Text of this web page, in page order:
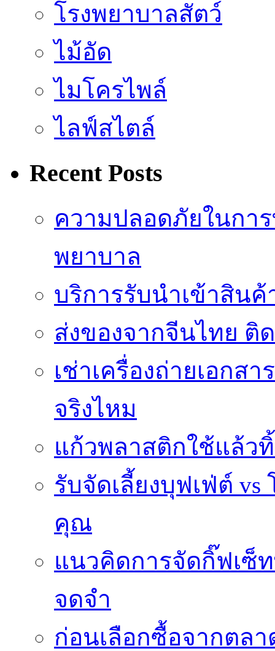
โรงพยาบาลสัตว์
ไม้อัด
ไมโครไพล์
ไลฟ์สไตล์
Recent Posts
ความปลอดภัยในกา
พยาบาล
บริการรับนำเข้าสิน
ส่งของจากจีนไทย ติ
เช่าเครื่องถ่ายเอกส
จริงไหม
แก้วพลาสติกใช้แล้ว
รับจัดเลี้ยงบุฟเฟ่ต์
คุณ
แนวคิดการจัดกิ๊ฟเซ็
จดจำ
ก่อนเลือกซื้อจากตล